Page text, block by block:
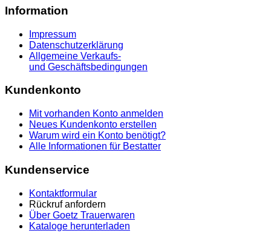
Information
Impressum
Datenschutzerklärung
Allgemeine Verkaufs-
und Geschäftsbedingungen
Kundenkonto
Mit vorhanden Konto anmelden
Neues Kundenkonto erstellen
Warum wird ein Konto benötigt?
Alle Informationen für Bestatter
Kundenservice
Kontaktformular
Rückruf anfordern
Über Goetz Trauerwaren
Kataloge herunterladen